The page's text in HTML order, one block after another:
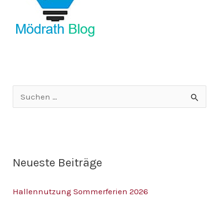
e
Neueste Beiträge
Hallennutzung Sommerferien 2026